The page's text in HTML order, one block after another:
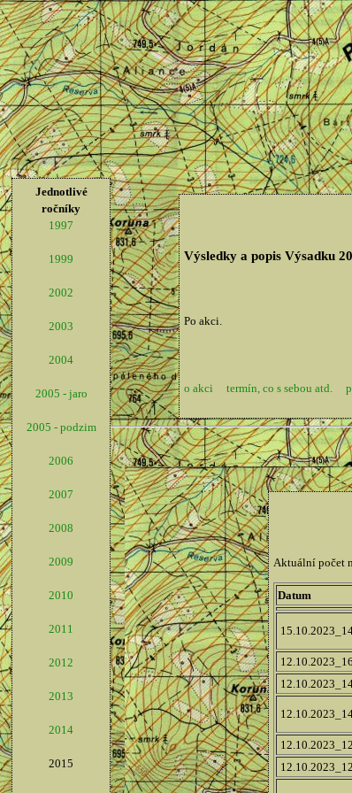
Jednotlivé
ročníky
1997
1999
2002
2003
2004
2005 - jaro
2005 - podzim
2006
2007
2008
2009
2010
2011
2012
2013
2014
2015
Výsledky a popis Výsadku
Po akci.
o akci termín, co s sebou atd.